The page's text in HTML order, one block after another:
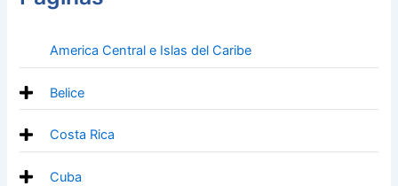
America Central e Islas del Caribe
Belice
Costa Rica
Cuba